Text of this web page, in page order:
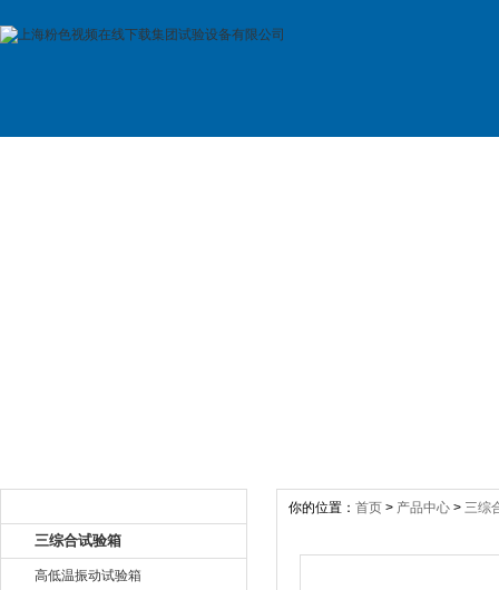
三综合试验箱
高低温振动试验箱
你的位置： 首页 > 产品中心 > 三综